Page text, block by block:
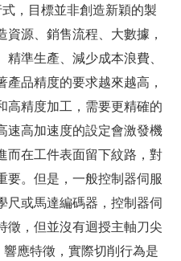
，目標並非創造新穎的製
源、銷售流程、大數據，
準生產、減少成本浪費、
品精度的要求越來越高，
高精度加工，需要更精確的
速高加速度的設定會激發機
而在工件表面留下紋路，對
要。但是，一般控制器伺服
尺或馬達編碼器，控制器伺
徵，但並沒有迴授主軸刀尖
應特徵，實際切削行為是